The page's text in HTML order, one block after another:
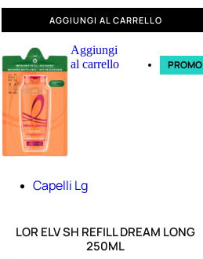
AGGIUNGI AL CARRELLO
Aggiungi
al carrello
PROMO
Capelli Lg
LOR ELV SH REFILL DREAM LONG
250ML